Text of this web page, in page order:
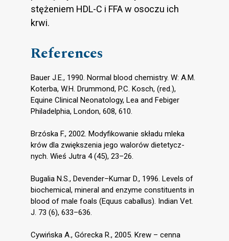
stężeniem HDL-C i FFA w osoczu ich
krwi.
References
Bauer J.E., 1990. Normal blood chemistry. W: A.M.
Koterba, W.H. Drummond, P.C. Kosch, (red.),
Equine Clinical Neonatology, Lea and Febiger
Philadelphia, London, 608, 610.
Brzóska F., 2002. Modyfikowanie składu mleka
krów dla zwiększenia jego walorów dietetycz-
nych. Wieś Jutra 4 (45), 23–26.
Bugalia N.S., Devender–Kumar D., 1996. Levels of
biochemical, mineral and enzyme constituents in
blood of male foals (Equus caballus). Indian Vet.
J. 73 (6), 633–636.
Cywińska A., Górecka R., 2005. Krew – cenna